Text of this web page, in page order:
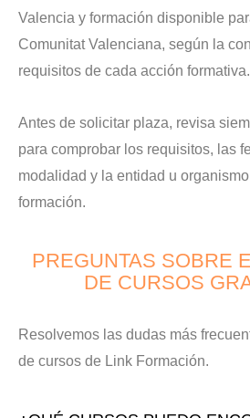
Valencia y formación disponible
Comunitat Valenciana, según la
requisitos de cada acción formativa.
Antes de solicitar plaza, revisa
para comprobar los requisitos, las
modalidad y la entidad u
formación.
PREGUNTAS SOBRE
DE CURSOS
Resolvemos las dudas más
de cursos de Link Formación.